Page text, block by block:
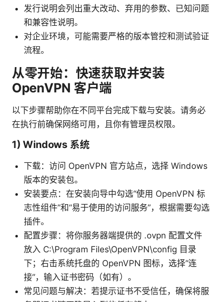
发行说明会列出重大改动、弃用的参数、已知问题
和兼容性说明。
对企业环境，可能需要严格的版本管控和测试验证
流程。
从零开始：快速获取并安装
OpenVPN 客户端
以下步骤帮助你在不同平台完成下载与安装。请务必
在执行前确保网络可用，且你有管理员权限。
1) Windows 系统
下载：访问 OpenVPN 官方站点，选择 Windows
版本的安装包。
安装要点：在安装向导中勾选“使用 OpenVPN 标
志性组件”和“易于使用的访问服务”，根据需要勾选
插件。
配置步骤：将你服务器端提供的 .ovpn 配置文件
放入 C:\Program Files\OpenVPN\config 目录
下；右击系统托盘的 OpenVPN 图标，选择“连
接”，输入证书密码（如有）。
常见问题与解决：若提示证书不受信任，确保将服